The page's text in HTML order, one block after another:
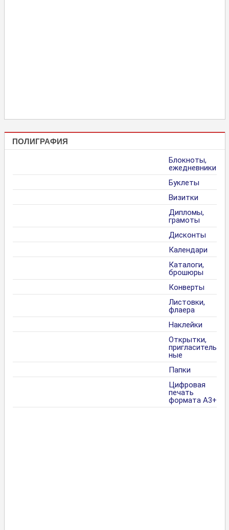
ПОЛИГРАФИЯ
Блокноты,
ежедневники
Буклеты
Визитки
Дипломы,
грамоты
Дисконты
Календари
Каталоги,
брошюры
Конверты
Листовки,
флаера
Наклейки
Открытки,
пригласитель
ные
Папки
Цифровая
печать
формата А3+